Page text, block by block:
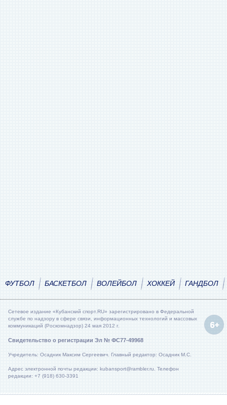
ФУТБОЛ БАСКЕТБОЛ ВОЛЕЙБОЛ ХОККЕЙ ГАНДБОЛ
Сетевое издание «Кубанский спорт.RU» зарегистрировано в Федеральной
службе по надзору в сфере связи, информационных технологий и массовых
коммуникаций (Роскомнадзор) 24 мая 2012 г.
Свидетельство о регистрации Эл № ФС77-49968
Учредитель: Осадник Максим Сергеевич. Главный редактор: Осадник М.С.
Адрес электронной почты редакции: kubansport@rambler.ru. Телефон
редакции: +7 (918) 630-3391